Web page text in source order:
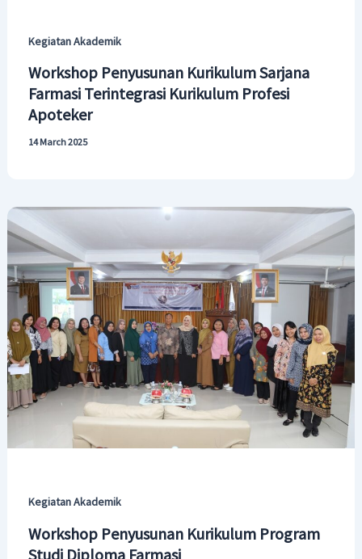
Kegiatan Akademik
Workshop Penyusunan Kurikulum Sarjana
Farmasi Terintegrasi Kurikulum Profesi
Apoteker
14 March 2025
Kegiatan Akademik
Workshop Penyusunan Kurikulum Program
Studi Diploma Farmasi